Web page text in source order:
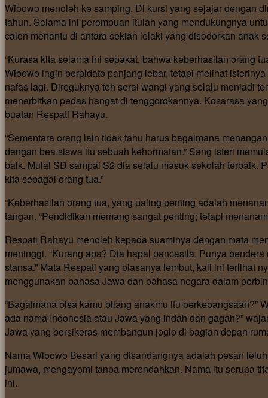
Wibowo menoleh ke samping. Di kursi yang sejajar dengan
tahun. Selama ini perempuan itulah yang mendukungnya
calon menantu di antara sekian lelaki yang disodorkan anak
“Kurasa kita selama ini sepakat, bahwa keberhasilan orang
Wibowo ingin berpidato panjang lebar, tetapi melihat
nafas lagi. Direguknya teh serai wangi yang selalu menjadi
menerbitkan pedas hangat di tenggorokannya. Kosarasa
buatan Respati Rahayu.
“Sementara orang lain tidak tahu harus bagaimana
dengan bea siswa itu sebuah kehormatan.” Sang isteri
baik. Mulai SD sampai S2 dia selalu masuk sekolah terbaik.
kita sebagai orang tua.”
“Keberhasilan orang tua, yang paling penting adalah
tangan. “Pendidikan memang sangat penting; tetapi
Respati Rahayu menoleh kepada suaminya dengan mata
meninggi. “Kurang apa? Dia hapal pancasila. Punya
stansa.” Mata Respati yang biasanya lembut, kali ini terlihat
menggunakan bahasa Jawa dan bahasa negara dalam
“Bagaimana bisa kamu bilang anakmu itu berkebangsaan?”
ada nama Indonesia atau Jawa yang indah dan gagah?”
Jawa yang bersikeras membangun joglo di bagian depan
Nama Wibowo Besari yang disandangnya adalah pesan
jumawa, mengayomi tanpa merendahkan. Nama itu serupa
ini.